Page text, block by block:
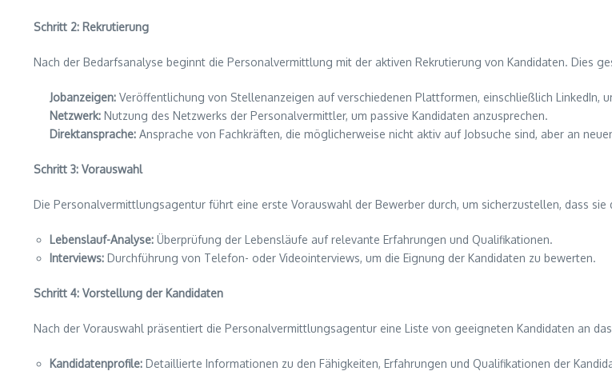
Schritt 2: Rekrutierung
Nach der Bedarfsanalyse beginnt die Personalvermittlung mit der aktiven Rekrutierung von Kandidaten. Dies
Jobanzeigen: Veröffentlichung von Stellenanzeigen auf verschiedenen Plattformen, einschließlich LinkedIn,
Netzwerk: Nutzung des Netzwerks der Personalvermittler, um passive Kandidaten anzusprechen.
Direktansprache: Ansprache von Fachkräften, die möglicherweise nicht aktiv auf Jobsuche sind, aber an
Schritt 3: Vorauswahl
Die Personalvermittlungsagentur führt eine erste Vorauswahl der Bewerber durch, um sicherzustellen, dass
Lebenslauf-Analyse: Überprüfung der Lebensläufe auf relevante Erfahrungen und Qualifikationen.
Interviews: Durchführung von Telefon- oder Videointerviews, um die Eignung der Kandidaten zu bewerten.
Schritt 4: Vorstellung der Kandidaten
Nach der Vorauswahl präsentiert die Personalvermittlungsagentur eine Liste von geeigneten Kandidaten an
Kandidatenprofile: Detaillierte Informationen zu den Fähigkeiten, Erfahrungen und Qualifikationen der